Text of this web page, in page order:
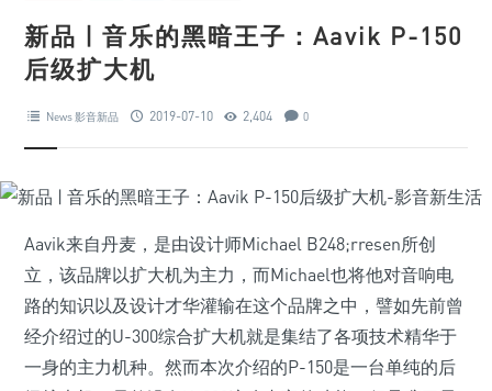
新品 | 音乐的黑暗王子：Aavik P-150
后级扩大机
News 影音新品 2019-07-10 2,404 0
Aavik来自丹麦，是由设计师Michael B248;rresen所创
立，该品牌以扩大机为主力，而Michael也将他对音响电
路的知识以及设计才华灌输在这个品牌之中，譬如先前曾
经介绍过的U-300综合扩大机就是集结了各项技术精华于
一身的主力机种。然而本次介绍的P-150是一台单纯的后